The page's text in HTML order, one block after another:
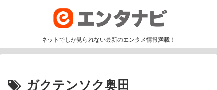
ネットでしか見られない最新のエンタメ情報満載！
ガクテンソク奥田